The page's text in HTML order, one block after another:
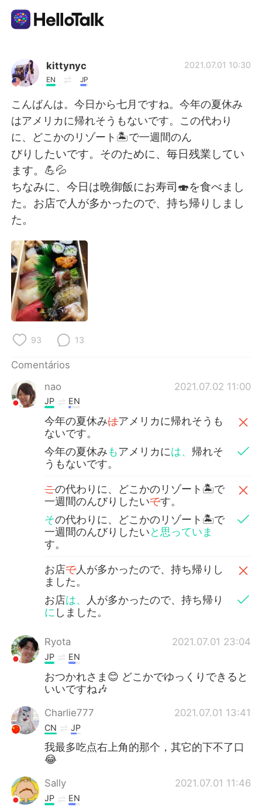
AI Grammar Checker
Português
English
繁體中文 Español
Deutsch
한국어
ไทย
Tiếng Việt
kittynyc
EN JP
2021.07.01 10:30
こんばんは。今日から七月ですね。今年の夏休み
はアメリカに帰れそうもないです。この代わり
に、どこかのリゾート🏝で一週間のん
びりしたいです。そのために、毎日残業してい
ます。💪💦
ちなみに、今日は晩御飯にお寿司🍣を食べまし
た。お店で人が多かったので、持ち帰りしまし
た。
93 13
Comentários
nao
2021.07.02 11:00
JP EN
今年の夏休みはアメリカに帰れそうも
ないです。
今年の夏休みもアメリカには、 帰れそ
うもないです。
この代わりに、どこかのリゾート🏝で
一週間のんびりしたいです。
その代わりに、どこかのリゾート🏝で
一週間のんびりしたいと思っていま
す。
お店で人が多かったので、持ち帰りし
ました。
お店は、
人が多かったので、持ち帰り
に しました。
Ryota 2021.07.01 23:04
JP EN
おつかれさま😊 どこかでゆっくりできると
いいですね🎶
Charlie777 2021.07.01 13:41
CN JP
我最多吃点右上角的那个，其它的下不了口
😂
Sally 2021.07.01 11:46
JP EN